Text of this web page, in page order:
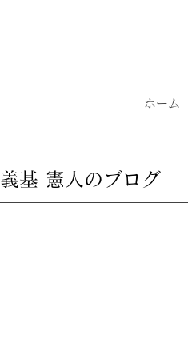
ホーム
義基 憲人のブログ